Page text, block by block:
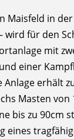
Maisfeld in
wird für den
mit
einer
Anlage erhält
Masten von
bis zu 90cm
eines